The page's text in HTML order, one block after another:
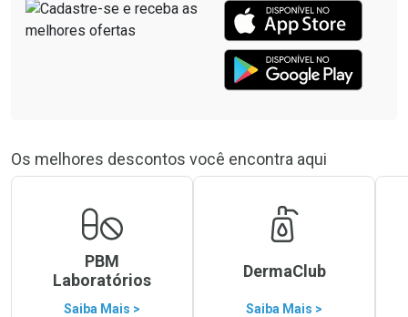
Os melhores descontos você encontra aqui
PBM
Laboratórios
Saiba Mais >
DermaClub
Saiba Mais >